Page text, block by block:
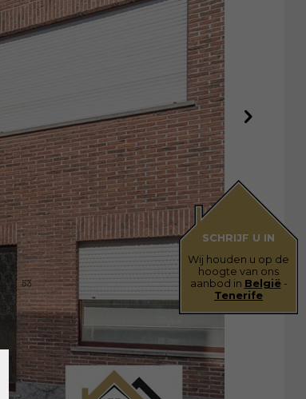
SCHRIJF U IN
Wij houden u op de
hoogte van ons
aanbod in België-
Tenerife